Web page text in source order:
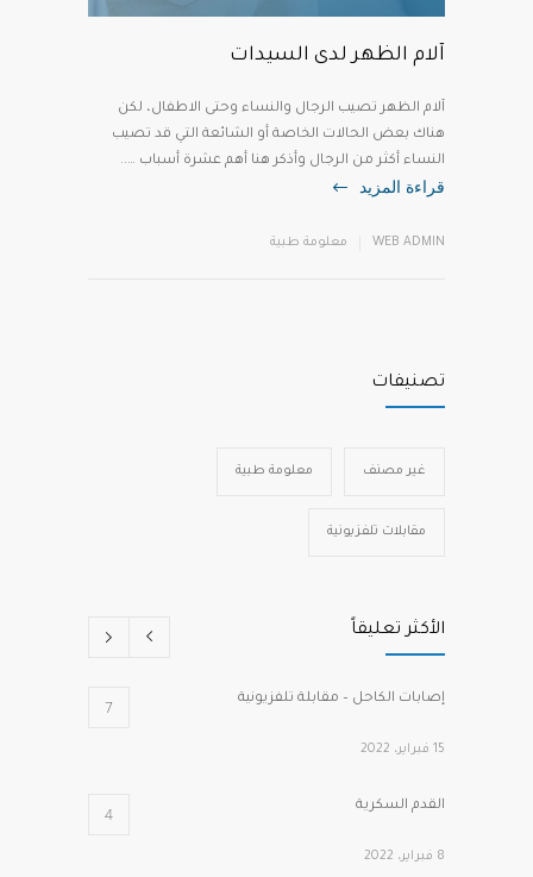
آلام الظهر لدى السيدات
آلام الظهر تصيب الرجال والنساء وحتى الاطفال، لكن
هناك بعض الحالات الخاصة أو الشائعة التي قد تصيب
النساء أكثر من الرجال وأذكر هنا أهم عشرة أسباب …..
قراءة المزيد
WEB ADMIN معلومة طبية
تصنيفات
غير مصنف معلومة طبية
مقابلات تلفزيونية
الأكثر تعليقاً
إصابات الكاحل – مقابلة تلفزيونية 7
15 فبراير، 2022
القدم السكرية 4
8 فبراير، 2022